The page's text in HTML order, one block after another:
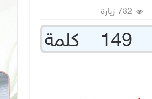
782 زيارة